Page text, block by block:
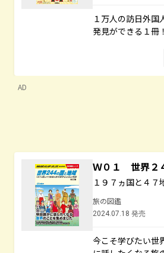
１万人の訪日外
発見ができる１冊！
AD
Ｗ０１ 世界２
１９７ヵ国と４７
旅の図鑑
2024.07.18 発売
今こそ学びたい世